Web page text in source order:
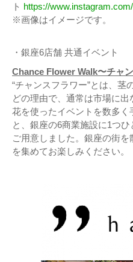
ト https://
※画像はイメージです。
・銀座6店舗 共通イベント
Chance Flower Walk〜チャ
“チャンスフラワー”とは、茎
どの理由で、通常は市場に出
花を使ったイベントを数多く
と、銀座の6商業施設に1つ
ご用意しました。銀座の街
を集めてお楽しみください。